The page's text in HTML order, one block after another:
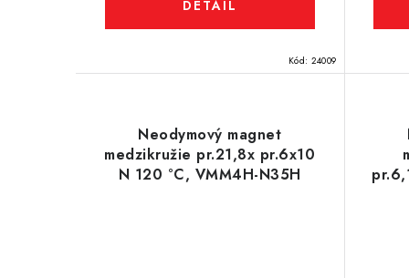
DETAIL
Kód: 24009
Neodymový magnet
medzikružie pr.21,8x pr.6x10
N 120 °C, VMM4H-N35H